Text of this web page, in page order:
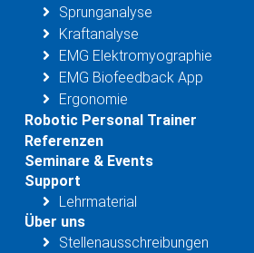
Sprunganalyse
Kraftanalyse
EMG Elektromyographie
EMG Biofeedback App
Ergonomie
Robotic Personal Trainer
Referenzen
Seminare & Events
Support
Lehrmaterial
Über uns
Stellenausschreibungen